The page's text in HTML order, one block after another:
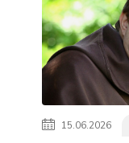
15.06.2026